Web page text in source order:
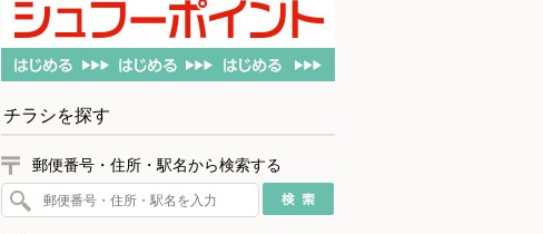
チラシを探す
郵便番号・住所・駅名から検索する